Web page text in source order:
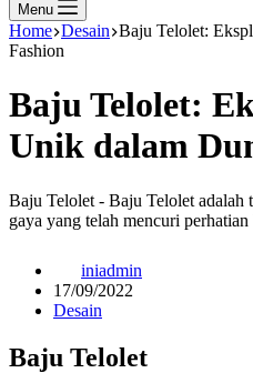
Menu
Home Desain Baju Telolet:
Fashion
Baju Telolet:
Unik dalam
Baju Telolet - Baju Telolet adalah
gaya yang telah mencuri
iniadmin
17/09/2022
Desain
Baju Telolet